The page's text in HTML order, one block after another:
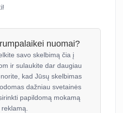
nuomai?
savo skelbimą čia į
ir sulaukite dar daugiau
kad Jūsų skelbimas
dažniau svetainės
papildomą mokamą
reklamą.